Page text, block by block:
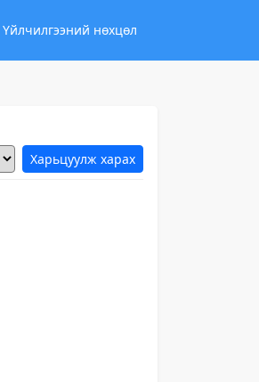
Үйлчилгээний нөхцөл